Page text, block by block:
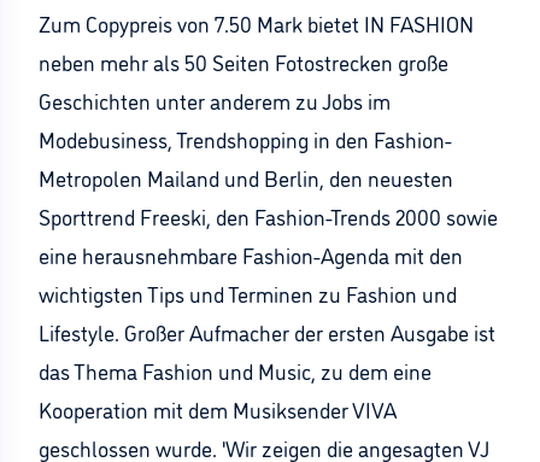
Zum Copypreis von 7.50 Mark bietet IN FASHION
neben mehr als 50 Seiten Fotostrecken große
Geschichten unter anderem zu Jobs im
Modebusiness, Trendshopping in den Fashion-
Metropolen Mailand und Berlin, den neuesten
Sporttrend Freeski, den Fashion-Trends 2000 sowie
eine herausnehmbare Fashion-Agenda mit den
wichtigsten Tips und Terminen zu Fashion und
Lifestyle. Großer Aufmacher der ersten Ausgabe ist
das Thema Fashion und Music, zu dem eine
Kooperation mit dem Musiksender VIVA
geschlossen wurde. 'Wir zeigen die angesagten VJ